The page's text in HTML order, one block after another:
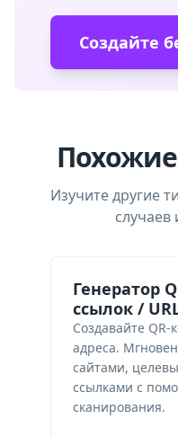
Изучите другие
случаев
Генератор
ссылок /
Создавайте QR-
адреса.
сайтами,
ссылками с
сканирования.